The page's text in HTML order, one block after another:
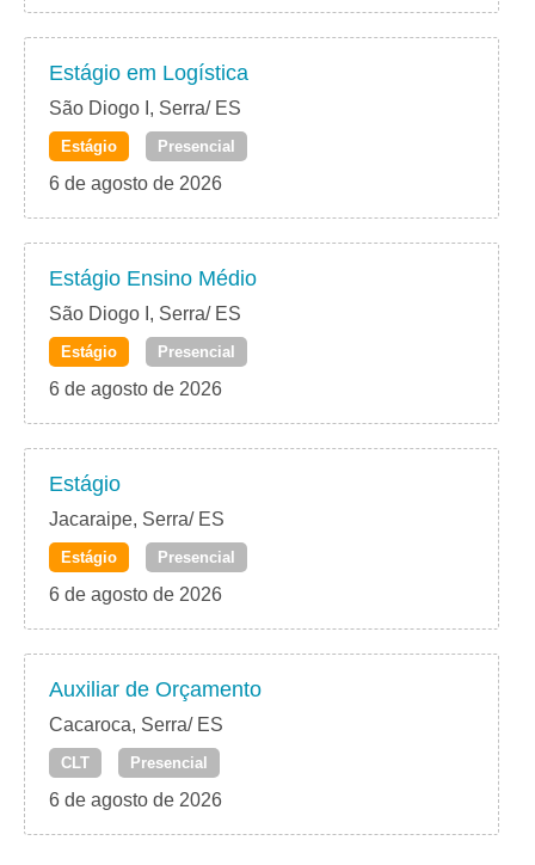
Estágio em Logística
São Diogo I, Serra/ ES
Estágio Presencial
6 de agosto de 2026
Estágio Ensino Médio
São Diogo I, Serra/ ES
Estágio Presencial
6 de agosto de 2026
Estágio
Jacaraipe, Serra/ ES
Estágio Presencial
6 de agosto de 2026
Auxiliar de Orçamento
Cacaroca, Serra/ ES
CLT Presencial
6 de agosto de 2026